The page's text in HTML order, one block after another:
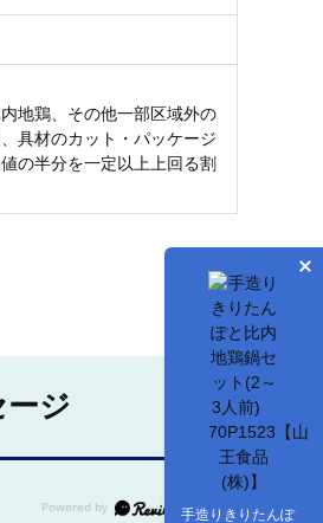
手造りきりたんぽ
地鶏、その他一部区域外の
具材のカット・パッケージ
の半分を一定以上上回る割
ージ